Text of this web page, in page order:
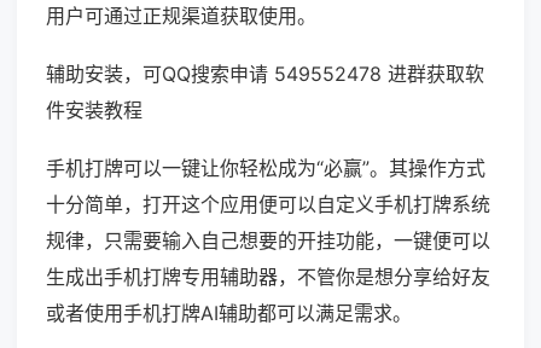
用户可通过正规渠道获取使用。
辅助安装，可QQ搜索申请 549552478 进群获取软
件安装教程
手机打牌可以一键让你轻松成为“必赢”。其操作方式
十分简单，打开这个应用便可以自定义手机打牌系统
规律，只需要输入自己想要的开挂功能，一键便可以
生成出手机打牌专用辅助器，不管你是想分享给好友
或者使用手机打牌AI辅助都可以满足需求。